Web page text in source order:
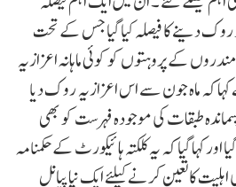
روک دینے کا فیصلہ کیا گیا جس کے تحت
کے پروہتوں کو کوئی ماہانہ اعزازیہ
کہ ماہ جون سے اس اعزازیہ روک دیا
طبقات کی موجودہ فہرست کو بھی
کہا گیا کہ یہ کلکتہ ہائیکورٹ کے حکمنامہ
اہلیت کا تعین کرنے کیلئے ایک نیا پیانل